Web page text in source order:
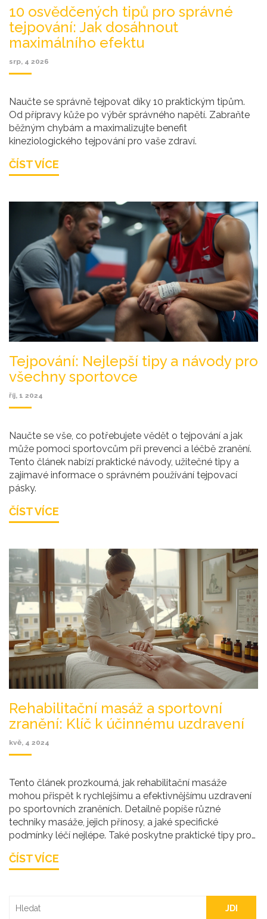
10 osvědčených tipů pro správné
tejpování: Jak dosáhnout
maximálního efektu
srp, 4 2026
Naučte se správně tejpovat díky 10 praktickým tipům.
Od přípravy kůže po výběr správného napětí. Zabraňte
běžným chybám a maximalizujte benefit
kineziologického tejpování pro vaše zdraví.
ČÍST VÍCE
Tejpování: Nejlepší tipy a návody pro
všechny sportovce
říj, 1 2024
Naučte se vše, co potřebujete vědět o tejpování a jak
může pomoci sportovcům při prevenci a léčbě zranění.
Tento článek nabízí praktické návody, užitečné tipy a
zajímavé informace o správném používání tejpovací
pásky.
ČÍST VÍCE
Rehabilitační masáž a sportovní
zranění: Klíč k účinnému uzdravení
kvě, 4 2024
Tento článek prozkoumá, jak rehabilitační masáže
mohou přispět k rychlejšímu a efektivnějšímu uzdravení
po sportovních zraněních. Detailně popíše různé
techniky masáže, jejich přínosy, a jaké specifické
podmínky léčí nejlépe. Také poskytne praktické tipy pro
plánu a vysvětlí, jak tuto terapii správně aplikovat pro
ČÍST VÍCE
JDI